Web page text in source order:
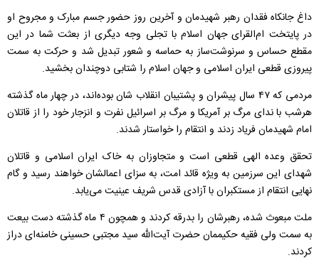
داغ جانکاه فقدان رهبر شهیدمان و آخرین روز حضور جسم مبارک و مجروح او
در پایتخت ام‌القرای جهان اسلام با تجلی وجه دیگری از بعثت شما در این
مقطع حساس و سرنوشت‌ساز به حماسه و شعور تبدیل شد و حرکت به سمت
پیروزی قطعی ایران اسلامی و جهان اسلام را شتابی دوچندان بخشید.
مردمی که ۴۷ سال پیشران و پشتیبان انقلاب شان بوده‌اند، در چهار ماه گذشته
هرشب با ندای مرگ بر آمریکا و مرگ بر اسرائیل نفرت و انزجار خود را از قاتلان
امام شهیدمان فریاد زدند و انتقام را خواستار شدند.
تحقق وعده الهی قطعی است و متجاوزان به خاک ایران اسلامی و قاتلان
شهدای این سرزمین به ویژه قائد امت، به سزای اعمالشان خواهند رسید و گام
نهایی انتقام از مستکبران با آزادی قدس شریف عینیت می‌یابد.
ملت مبعوث شده، رهبرشان را بدرقه کردند و همچون ۴ ماه گذشته دست بیعت
به سمت ولی فقیه حکیممان حضرت آیت‌الله سید مجتبی حسینی خامنه‌ای دراز
کردند.